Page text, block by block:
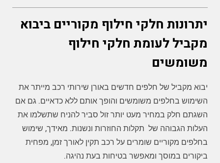
יתרונות חלקי חילוף מקוריים ביבוא
מקביל לעומת חלקי חילוף
משומשים
יבוא מקביל של חלפים חדשים באורן שירותי רכב מייתר את
השימוש בחלפים משומשים והופך אותם ללא כדאיים. גם אם
השגתם חלק במחיר מעט יותר זול סביר להניח שתשלמו את
העלות הגבוהה של תקלות החוזרות ונשנות. מאידך, שימוש
בחלפים מקוריים שומרים על רכב תקין לאורך זמן, מפחית
ביקורים במוסך ומאפשר בטיחות בעת נהיגה.